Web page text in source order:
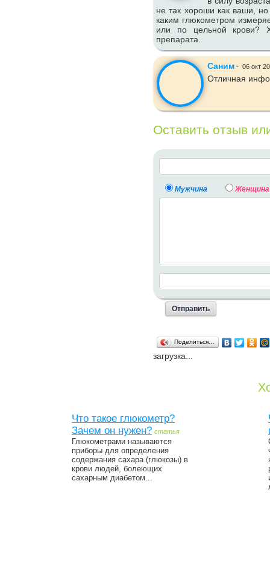
не так хороши как ваши,
каким глюкометром
или по цельной крови?
препарата.
Саним - 06 окт
Отличная
Оставить отзыв
Мужчина Женщина
Поделиться…
загрузка...
Что такое глюкометр?
Зачем он нужен? статья
Глюкометрами называются
приборы для определения
содержания сахара (глюкозы) в
крови людей, болеющих
сахарным диабетом...